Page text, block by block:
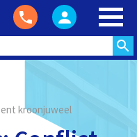
kroonjuweel